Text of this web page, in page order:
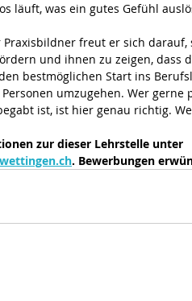
läuft, was ein gutes Gefühl
freut er sich
und ihnen zu zeigen, dass
bestmöglichen Start ins
umzugehen. Wer
ist, ist hier genau richtig.
zur dieser Lehrstelle unter
. Bewerbungen